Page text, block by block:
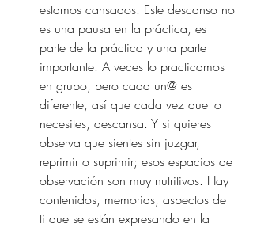
estamos cansados. Este descanso no
es una pausa en la práctica, es
parte de la práctica y una parte
importante. A veces lo practicamos
en grupo, pero cada un@ es
diferente, así que cada vez que lo
necesites, descansa. Y si quieres
observa que sientes sin juzgar,
reprimir o suprimir; esos espacios de
observación son muy nutritivos. Hay
contenidos, memorias, aspectos de
ti que se están expresando en la